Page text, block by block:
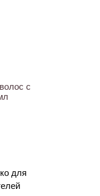
с
для